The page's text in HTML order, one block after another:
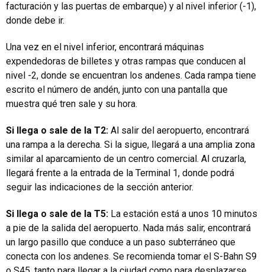
facturación y las puertas de embarque) y al nivel inferior (-1),
donde debe ir.
Una vez en el nivel inferior, encontrará máquinas
expendedoras de billetes y otras rampas que conducen al
nivel -2, donde se encuentran los andenes. Cada rampa tiene
escrito el número de andén, junto con una pantalla que
muestra qué tren sale y su hora.
Si llega o sale de la T2: Al salir del aeropuerto, encontrará
una rampa a la derecha. Si la sigue, llegará a una amplia zona
similar al aparcamiento de un centro comercial. Al cruzarla,
llegará frente a la entrada de la Terminal 1, donde podrá
seguir las indicaciones de la sección anterior.
Si llega o sale de la T5: La estación está a unos 10 minutos
a pie de la salida del aeropuerto. Nada más salir, encontrará
un largo pasillo que conduce a un paso subterráneo que
conecta con los andenes. Se recomienda tomar el S-Bahn S9